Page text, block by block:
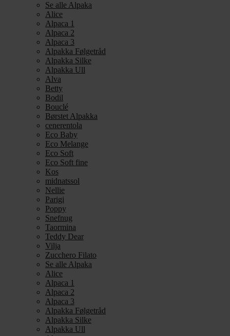
Se alle Alpaka
Alice
Alpaca 1
Alpaca 2
Alpaca 3
Alpakka Følgetråd
Alpakka Silke
Alpakka Ull
Alva
Betty
Bodil
Bouclé
Børstet Alpakka
cenerentola
Eco Baby
Eco Melange
Eco Soft
Eco Soft fine
Kos
midnatssol
Nellie
Parigi
Poppy
Snefnug
Taormina
Teddy Dear
Vilja
Zucchero Filato
Se alle Alpaka
Alice
Alpaca 1
Alpaca 2
Alpaca 3
Alpakka Følgetråd
Alpakka Silke
Alpakka Ull